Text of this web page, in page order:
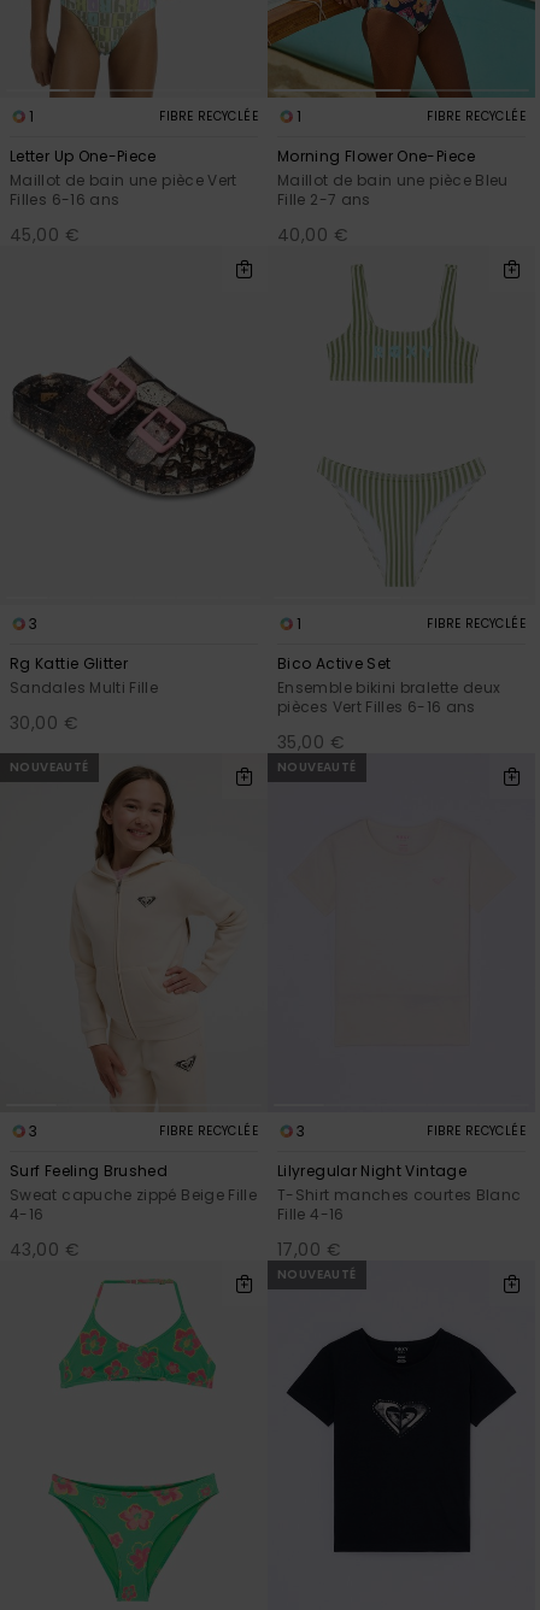
1 FIBRE RECYCLÉE
Letter Up One-Piece
Maillot de bain une pièce Vert
Filles 6-16 ans
45,00 €
1 FIBRE RECYCLÉE
Morning Flower One-Piece
Maillot de bain une pièce Bleu
Fille 2-7 ans
40,00 €
3
Rg Kattie Glitter
Sandales Multi Fille
30,00 €
1 FIBRE RECYCLÉE
Bico Active Set
Ensemble bikini bralette deux
pièces Vert Filles 6-16 ans
35,00 €
NOUVEAUTÉ
3 FIBRE RECYCLÉE
Surf Feeling Brushed
Sweat capuche zippé Beige Fille
4-16
43,00 €
NOUVEAUTÉ
3 FIBRE RECYCLÉE
Lilyregular Night Vintage
T-Shirt manches courtes Blanc
Fille 4-16
17,00 €
NOUVEAUTÉ